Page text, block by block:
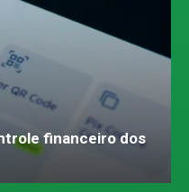
financeiro dos